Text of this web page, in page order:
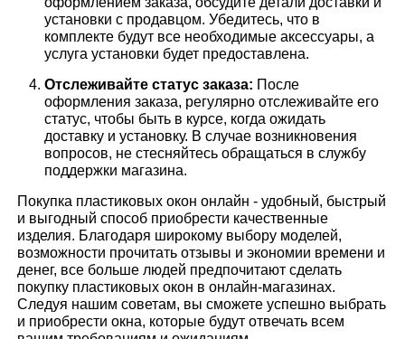
установки с продавцом. Убедитесь, что в
комплекте будут все необходимые аксессуары, а
услуга установки будет предоставлена.
Отслеживайте статус заказа: После
оформления заказа, регулярно отслеживайте его
статус, чтобы быть в курсе, когда ожидать
доставку и установку. В случае возникновения
вопросов, не стесняйтесь обращаться в службу
поддержки магазина.
Покупка пластиковых окон онлайн - удобный, быстрый
и выгодный способ приобрести качественные
изделия. Благодаря широкому выбору моделей,
возможности прочитать отзывы и экономии времени и
денег, все больше людей предпочитают сделать
покупку пластиковых окон в онлайн-магазинах.
Следуя нашим советам, вы сможете успешно выбрать
и приобрести окна, которые будут отвечать всем